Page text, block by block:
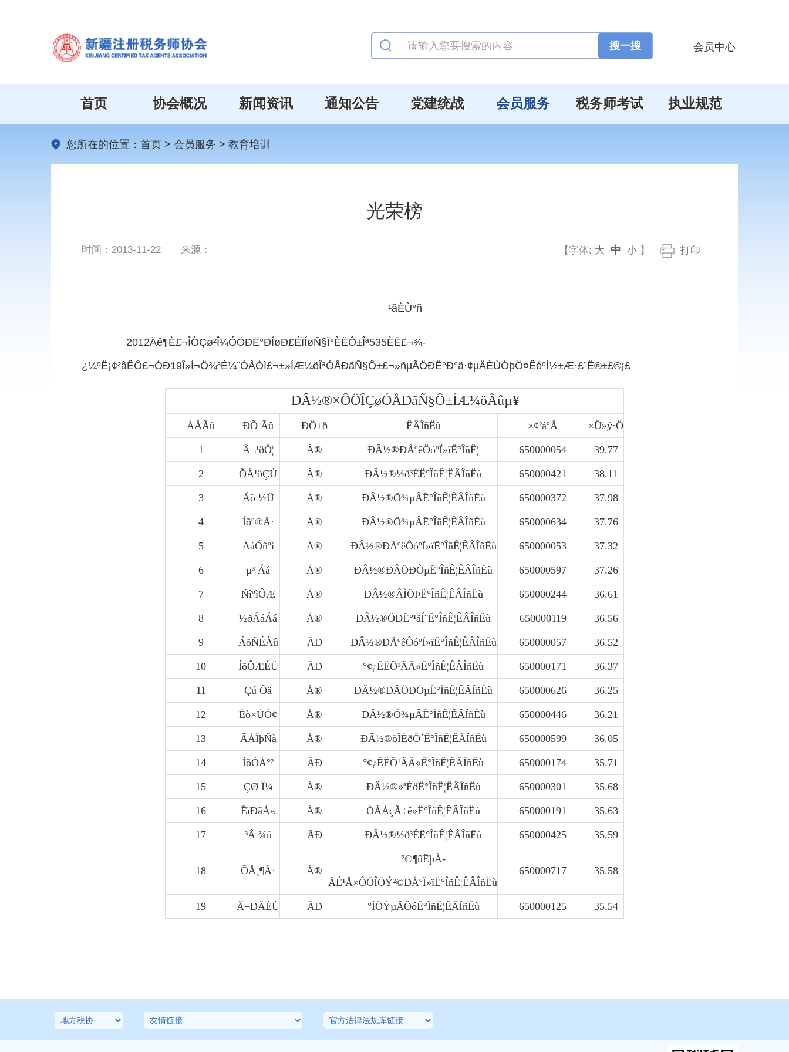
会员中心
首页 协会概况 新闻资讯 通知公告 党建统战 会员服务 税务师考试 执业规范
您所在的位置： 首页 > 会员服务 > 教育培训
光荣榜
时间： 2013-11-22 来源： 【字体: 大 中 小 】 打印
¹âÈÙ°ñ
2012Äê¶È£¬ÎÒÇø²Î¼ÓÖÐË°Ð­ÍøÐ£ÉÏÍøÑ§Ï°ÈËÔ±Îª535ÈË£¬¾­
¿¼ºË¡¢²âÊÔ£¬ÓÐ19Î»Í¬Ö¾³É¼¨ÓÅÒì£¬±»ÍÆ¼öÎªÓÅÐãÑ§Ô±£¬»ñµÃÖÐË°Ð­°ä·¢µÄÈÙÓþÖ¤ÊéºÍ½±Æ·£¨Ë®±­£©¡£
ÐÂ½®×ÔÖÎÇøÓÅÐãÑ§Ô±ÍÆ¼öÃûµ¥
ÅÅÃû ÐÕ Ãû ÐÔ±ð ÊÂÎñËù ×¢²áºÅ ×Ü»ý·Ö
1 Â¬¹ðÖ¦ Å® ÐÂ½®ÐÅºêÔóºÏ»ïË°ÎñÊ¦ 650000054 39.77
2 ÕÅ¹ðÇÙ Å® ÐÂ½®½ð³ÉË°ÎñÊ¦ÊÂÎñËù 650000421 38.11
3 Áõ ½Ü Å® ÐÂ½®Ö¾µÂË°ÎñÊ¦ÊÂÎñËù 650000372 37.98
4 Íõº®Ã· Å® ÐÂ½®Ö¾µÂË°ÎñÊ¦ÊÂÎñËù 650000634 37.76
5 ÅáÓñºì Å® ÐÂ½®ÐÅºêÔóºÏ»ïË°ÎñÊ¦ÊÂÎñËù 650000053 37.32
6 µ³ Áá Å® ÐÂ½®ÐÂÖÐÒµË°ÎñÊ¦ÊÂÎñËù 650000597 37.26
7 ÑîºìÔÆ Å® ÐÂ½®ÂÌÖÞË°ÎñÊ¦ÊÂÎñËù 650000244 36.61
8 ½ðÁáÁá Å® ÐÂ½®ÖÐË°¹ãÍ¨Ë°ÎñÊ¦ÊÂÎñËù 650000119 36.56
9 ÁõÑÉÀû ÄÐ ÐÂ½®ÐÅºêÔóºÏ»ïË°ÎñÊ¦ÊÂÎñËù 650000057 36.52
10 ÍõÔÆÉÜ ÄÐ °¢¿ËËÕ¹ÃÄ«Ë°ÎñÊ¦ÊÂÎñËù 650000171 36.37
11 Çú Õä Å® ÐÂ½®ÐÂÖÐÒµË°ÎñÊ¦ÊÂÎñËù 650000626 36.25
12 Éò×ÚÓ¢ Å® ÐÂ½®Ö¾µÂË°ÎñÊ¦ÊÂÎñËù 650000446 36.21
13 ÂÀÏþÑà Å® ÐÂ½®öÎÈðÔ´Ë°ÎñÊ¦ÊÂÎñËù 650000599 36.05
14 ÍõÓÀ°² ÄÐ °¢¿ËËÕ¹ÃÄ«Ë°ÎñÊ¦ÊÂÎñËù 650000174 35.71
15 ÇØ Ï¼ Å® ÐÂ½®»ªÈðË°ÎñÊ¦ÊÂÎñËù 650000301 35.68
16 ËïÐãÁ« Å® ÒÁÀçÃ÷ê»Ë°ÎñÊ¦ÊÂÎñËù 650000191 35.63
17 ³Â ¾ü ÄÐ ÐÂ½®½ð³ÉË°ÎñÊ¦ÊÂÎñËù 650000425 35.59
18 ÕÅ¸¶Ã· Å®
²©¶ûËþÀ­
ÃÉ¹Å×ÔÖÎÖÝ²©ÐÅºÏ»ïË°ÎñÊ¦ÊÂÎñËù
650000717 35.58
19 Â¬ÐÂÈÙ ÄÐ °ÍÖÝµÂÔóË°ÎñÊ¦ÊÂÎñËù 650000125 35.54